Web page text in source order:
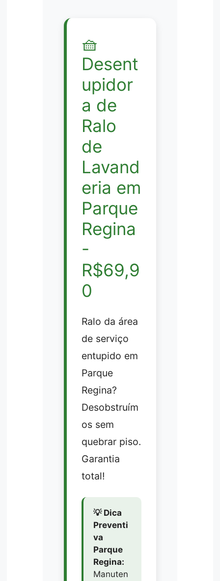
🧺
Desent
upidor
a de
Ralo
de
Lavand
eria em
Parque
Regina
-
R$69,9
0
Ralo da área
de serviço
entupido em
Parque
Regina?
Desobstruím
os sem
quebrar piso.
Garantia
total!
💡 Dica
Preventi
va
Parque
Regina:
Manuten